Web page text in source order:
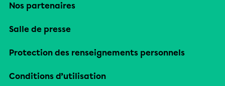
Nos partenaires
Salle de presse
Protection des renseignements personnels
Conditions d’utilisation